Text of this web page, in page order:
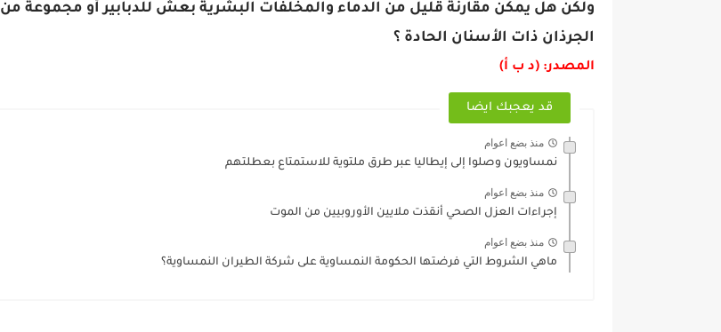
ولكن هل يمكن مقارنة قليل من الدماء والمخلفات البشرية بعش للدبابير أو مجموعة من
الجرذان ذات الأسنان الحادة ؟
المصدر: (د ب أ)
قد يعجبك ايضا
منذ بضع اعوام
نمساويون وصلوا إلى إيطاليا عبر طرق ملتوية للاستمتاع بعطلتهم
منذ بضع اعوام
إجراءات العزل الصحي أنقذت ملايين الأوروبيين من الموت
منذ بضع اعوام
ماهي الشروط التي فرضتها الحكومة النمساوية على شركة الطيران النمساوية؟